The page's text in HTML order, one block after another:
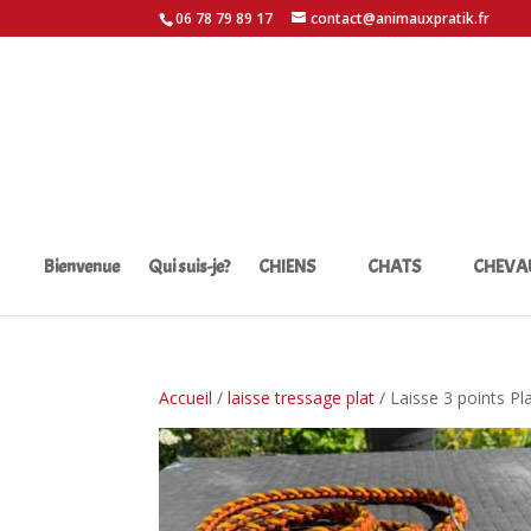
06 78 79 89 17 contact@animauxpratik.fr
Bienvenue Qui suis-je? CHIENS CHATS
Accueil /laisse tressage plat / Laisse 3 points